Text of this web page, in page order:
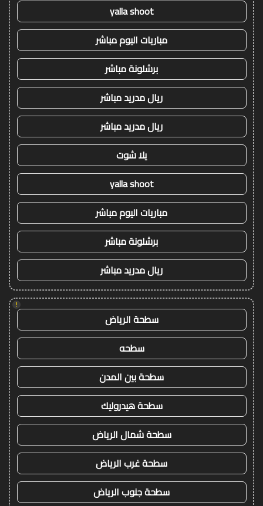
yalla shoot
مباريات اليوم مباشر
برشلونة مباشر
ريال مدريد مباشر
ريال مدريد مباشر
يلا شوت
yalla shoot
مباريات اليوم مباشر
برشلونة مباشر
ريال مدريد مباشر
!
سطحة الرياض
سطحه
سطحة بين المدن
سطحة هيدروليك
سطحة شمال الرياض
سطحة غرب الرياض
سطحة جنوب الرياض